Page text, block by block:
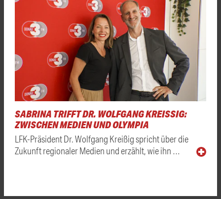
SABRINA TRIFFT DR. WOLFGANG KREISSIG: Z
WISCHEN MEDIEN UND OLYMPIA
LFK-Präsident Dr. Wolfgang Kreißig spricht über die
Zukunft regionaler Medien und erzählt, wie ihn …